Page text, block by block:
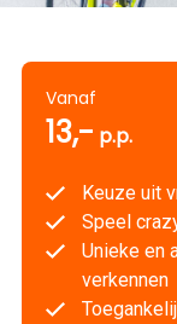
Vanaf
13,- p.p.
Keuze uit
Speel
Unieke en
verkennen